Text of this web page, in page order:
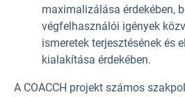
maximalizálása érdekében,
végfelhasználói igények
ismeretek terjesztésének és
kialakítása érdekében.
A COACCH projekt számos